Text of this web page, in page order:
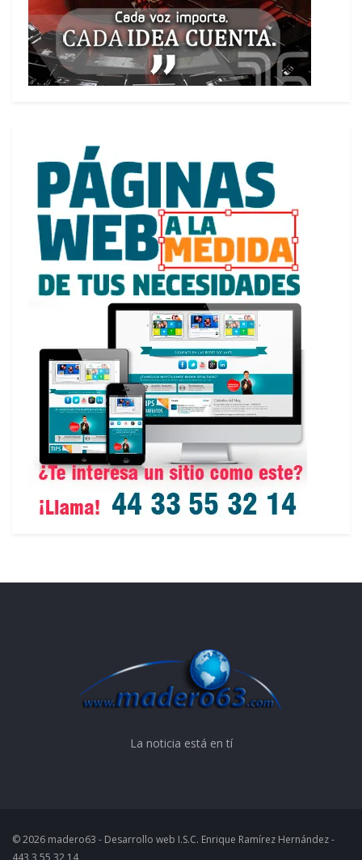
La noticia está en tí
© 2026 madero63 - Desarrollo web I.S.C. Enrique Ramírez Hernández -
443 3 55 32 14